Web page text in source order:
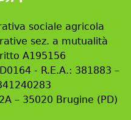
sociale agricola
sez. a mutualità
A195156
- R.E.A.: 381883 –
– 35020 Brugine (PD)